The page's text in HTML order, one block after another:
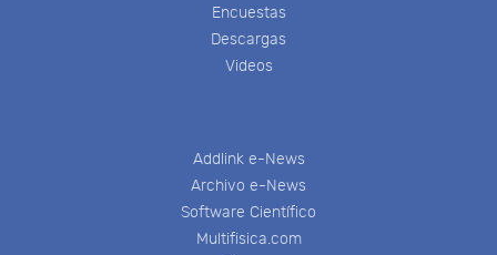
Encuestas
Descargas
Videos
Addlink e-News
Archivo e-News
Software Científico
Multifisica.com